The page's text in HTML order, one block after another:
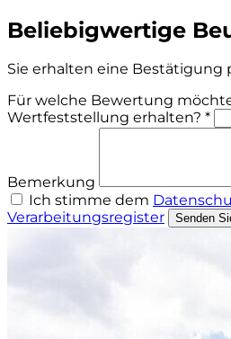
Beliebigwertige
Sie erhalten eine Bestätigung
Für welche Bewertung
Wertfeststellung erhalten? *
Bemerkung
Ich stimme dem
Verarbeitungsregister
Senden